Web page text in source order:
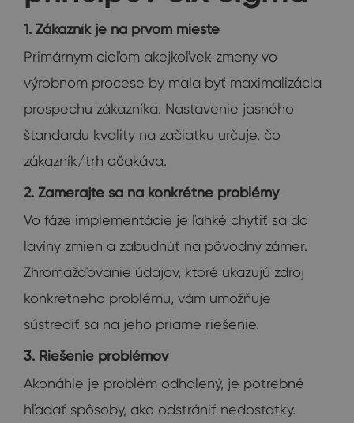
1. Zákazník je na prvom mieste
Primárnym cieľom akejkoľvek zmeny vo
výrobnom procese by mala byť maximalizácia
prospechu zákazníka. Nastavenie jasného
štandardu kvality na začiatku určuje, čo
zákazník/trh očakáva.
2. Zamerajte sa na konkrétne problémy
Vo fáze implementácie je ľahké chytiť sa do
lavíny zmien a zabudnúť na pôvodný zámer.
Zhromažďovanie údajov, ktoré ukazujú zdroj
konkrétneho problému, vám umožňuje
sústrediť sa na jeho priame riešenie.
3. Riešenie problémov
Akonáhle je problém odhalený, je potrebné
hľadať spôsoby, ako odstrániť nedostatky.